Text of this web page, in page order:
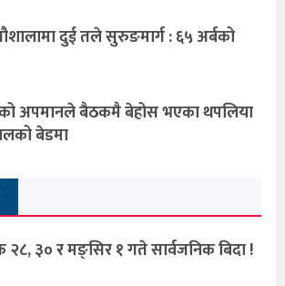
दुई तले सुरुङमार्ग : ६५ अर्बको
अपमानले बैठकमै बेहोस भएका थपलिया
बेडमा
२८, ३० र मङ्सिर १ गते सार्वजनिक बिदा !